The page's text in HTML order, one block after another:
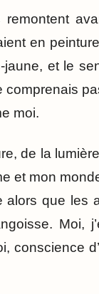
remontent
en
et le
moi.
de la
et mon
alors que les
Moi,
conscience